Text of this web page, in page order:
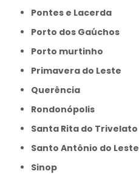
Pontes e Lacerda
Porto dos Gaúchos
Porto murtinho
Primavera do Leste
Querência
Rondonópolis
Santa Rita do Trivelato
Santo Antônio do Leste
Sinop